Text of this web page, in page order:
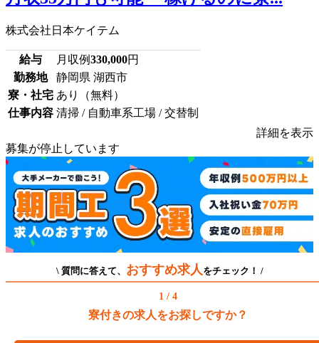
株式会社日本ケイテム
給与 月収例330,000円
勤務地
静岡県 湖西市
寮・社宅 あり（無料）
仕事内容 清掃 / 自動車系工場 / 交替制
詳細を表示
募集が停止しています
\ 質問に答えて、 おすすめ求人 をチェック！ /
1 / 4
寮付きの求人をお探しですか？